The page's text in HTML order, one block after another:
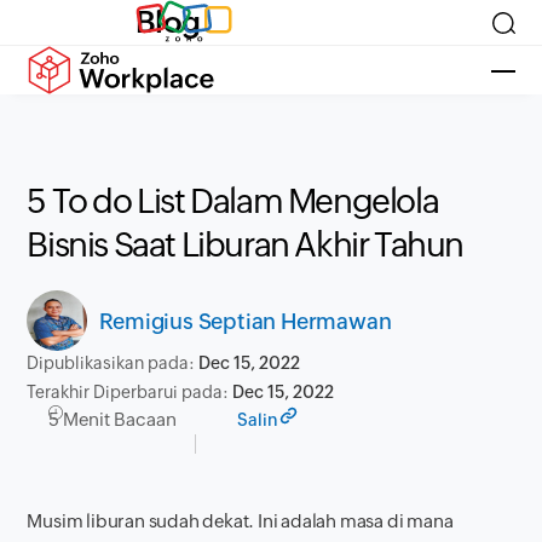
Blog
5 To do List Dalam Mengelola
Bisnis Saat Liburan Akhir Tahun
Remigius Septian Hermawan
Dipublikasikan pada: Dec 15, 2022
Terakhir Diperbarui pada: Dec 15, 2022
5 Menit Bacaan Salin
Musim liburan sudah dekat. Ini adalah masa di mana